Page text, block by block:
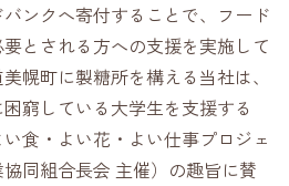
ンクへ寄付することで、フード
とされる方への支援を実施して
幌町に製糖所を構える当社は、
窮している大学生を支援する
い食・よい花・よい仕事プロジェ
同組合長会 主催）の趣旨に賛